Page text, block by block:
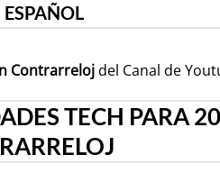
ESPAÑOL
Contrarrelojdel Canal de
TECH PARA